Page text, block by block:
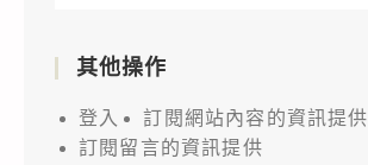
其他操作
登入
訂閱網站內容的資訊提供
訂閱留言的資訊提供